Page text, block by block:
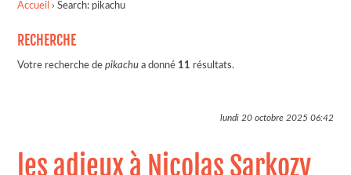
Accueil ›Search: pikachu
RECHERCHE
Votre recherche depikachu a donné 11 résultats.
lundi 20 octobre 202506:42
les adieux à Nicolas Sarkozy